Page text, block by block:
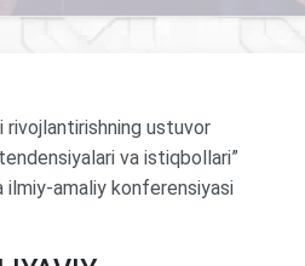
rivojlantirishning ustuvor
va istiqbollari”
ilmiy-amaliy konferensiyasi